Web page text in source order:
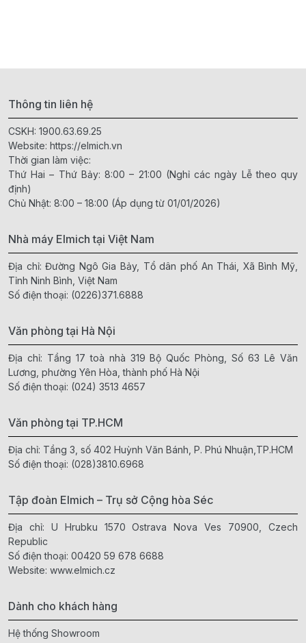
Thông tin liên hệ
CSKH: 1900.63.69.25
Website: https://elmich.vn
Thời gian làm việc:
Thứ Hai – Thứ Bảy: 8:00 – 21:00 (Nghỉ các ngày Lễ theo quy
định)
Chủ Nhật: 8:00 – 18:00 (Áp dụng từ 01/01/2026)
Nhà máy Elmich tại Việt Nam
Địa chỉ: Đường Ngô Gia Bảy, Tổ dân phố An Thái, Xã Bình Mỹ,
Tỉnh Ninh Bình, Việt Nam
Số điện thoại: (0226)371.6888
Văn phòng tại Hà Nội
Địa chỉ: Tầng 17 toà nhà 319 Bộ Quốc Phòng, Số 63 Lê Văn
Lương, phường Yên Hòa, thành phố Hà Nội
Số điện thoại: (024) 3513 4657
Văn phòng tại TP.HCM
Địa chỉ: Tầng 3, số 402 Huỳnh Văn Bánh, P. Phú Nhuận,TP.HCM
Số điện thoại: (028)3810.6968
Tập đoàn Elmich – Trụ sở Cộng hòa Séc
Địa chỉ: U Hrubku 1570 Ostrava Nova Ves 70900, Czech
Republic
Số điện thoại: 00420 59 678 6688
Website: www.elmich.cz
Dành cho khách hàng
Hệ thống Showroom